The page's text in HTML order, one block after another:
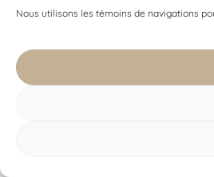
Nous utilisons les témoins de navigations